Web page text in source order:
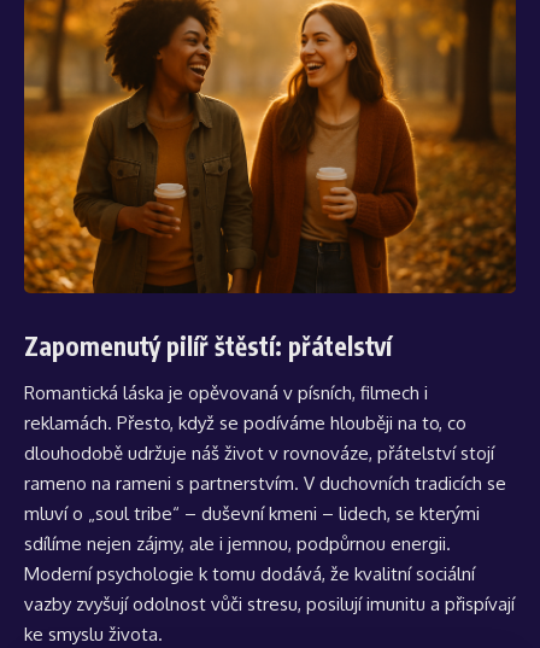
Zapomenutý pilíř štěstí: přátelství
Romantická láska je opěvovaná v písních, filmech i
reklamách. Přesto, když se podíváme hlouběji na to, co
dlouhodobě udržuje náš život v rovnováze, přátelství stojí
rameno na rameni s partnerstvím. V duchovních tradicích se
mluví o „soul tribe“ – duševní kmeni – lidech, se kterými
sdílíme nejen zájmy, ale i jemnou, podpůrnou energii.
Moderní psychologie k tomu dodává, že kvalitní sociální
vazby zvyšují odolnost vůči stresu, posilují imunitu a přispívají
ke smyslu života.